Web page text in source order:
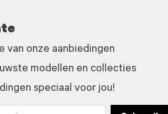
van onze aanbiedingen
modellen en collecties
speciaal voor jou!